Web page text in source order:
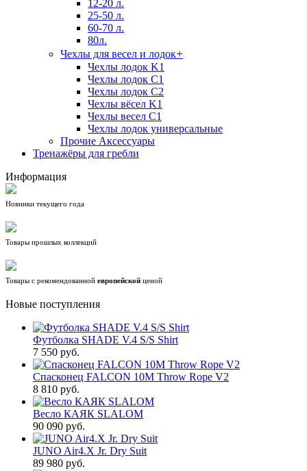
12-20 л.
25-50 л.
60-70 л.
80л.
Чехлы для весел и лодок+
Чехлы лодок K1
Чехлы лодок C1
Чехлы лодок C2
Чехлы вёсел K1
Чехлы весел C1
Чехлы лодок универсальные
Прочие Аксессуары
Тренажёры для гребли
Информация
Новинки текущего года
Товары прошлых коллекций
Товары с рекомендованной европейской ценой
Новые поступления
Футболка SHADE V.4 S/S Shirt
7 550 руб.
Спасконец FALCON 10M Throw Rope V2
8 810 руб.
Весло КАЯК SLALOM
90 090 руб.
JUNO Air4.X Jr. Dry Suit
89 980 руб.